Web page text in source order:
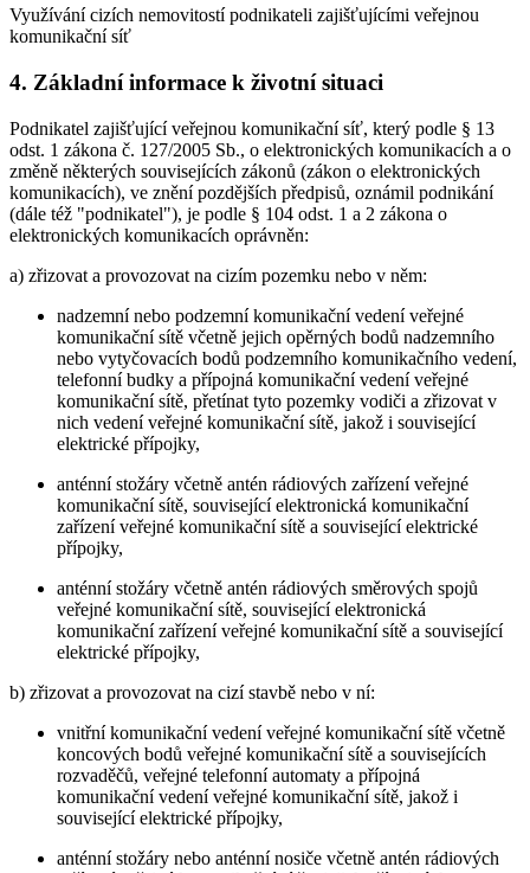
Využívání cizích nemovitostí podnikateli zajišťujícími veřejnou
komunikační síť
4. Základní informace k životní situaci
Podnikatel zajišťující veřejnou komunikační síť, který podle § 13
odst. 1 zákona č. 127/2005 Sb., o elektronických komunikacích a o
změně některých souvisejících zákonů (zákon o elektronických
komunikacích), ve znění pozdějších předpisů, oznámil podnikání
(dále též "podnikatel"), je podle § 104 odst. 1 a 2 zákona o
elektronických komunikacích oprávněn:
a) zřizovat a provozovat na cizím pozemku nebo v něm:
nadzemní nebo podzemní komunikační vedení veřejné
komunikační sítě včetně jejich opěrných bodů nadzemního
nebo vytyčovacích bodů podzemního komunikačního vedení,
telefonní budky a přípojná komunikační vedení veřejné
komunikační sítě, přetínat tyto pozemky vodiči a zřizovat v
nich vedení veřejné komunikační sítě, jakož i související
elektrické přípojky,
anténní stožáry včetně antén rádiových zařízení veřejné
komunikační sítě, související elektronická komunikační
zařízení veřejné komunikační sítě a související elektrické
přípojky,
anténní stožáry včetně antén rádiových směrových spojů
veřejné komunikační sítě, související elektronická
komunikační zařízení veřejné komunikační sítě a související
elektrické přípojky,
b) zřizovat a provozovat na cizí stavbě nebo v ní:
vnitřní komunikační vedení veřejné komunikační sítě včetně
koncových bodů veřejné komunikační sítě a souvisejících
rozvaděčů, veřejné telefonní automaty a přípojná
komunikační vedení veřejné komunikační sítě, jakož i
související elektrické přípojky,
anténní stožáry nebo anténní nosiče včetně antén rádiových